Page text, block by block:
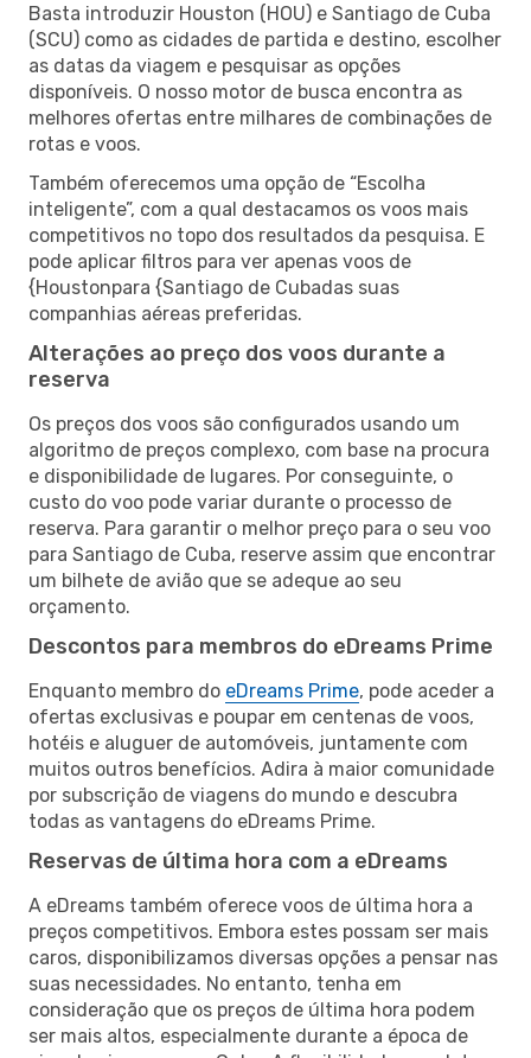
Basta introduzir Houston (HOU) e Santiago de Cuba
(SCU) como as cidades de partida e destino, escolher
as datas da viagem e pesquisar as opções
disponíveis. O nosso motor de busca encontra as
melhores ofertas entre milhares de combinações de
rotas e voos.
Também oferecemos uma opção de “Escolha
inteligente”, com a qual destacamos os voos mais
competitivos no topo dos resultados da pesquisa. E
pode aplicar filtros para ver apenas voos de
{Houstonpara {Santiago de Cubadas suas
companhias aéreas preferidas.
Alterações ao preço dos voos durante a
reserva
Os preços dos voos são configurados usando um
algoritmo de preços complexo, com base na procura
e disponibilidade de lugares. Por conseguinte, o
custo do voo pode variar durante o processo de
reserva. Para garantir o melhor preço para o seu voo
para Santiago de Cuba, reserve assim que encontrar
um bilhete de avião que se adeque ao seu
orçamento.
Descontos para membros do eDreams Prime
Enquanto membro do eDreams Prime, pode aceder a
ofertas exclusivas e poupar em centenas de voos,
hotéis e aluguer de automóveis, juntamente com
muitos outros benefícios. Adira à maior comunidade
por subscrição de viagens do mundo e descubra
todas as vantagens do eDreams Prime.
Reservas de última hora com a eDreams
A eDreams também oferece voos de última hora a
preços competitivos. Embora estes possam ser mais
caros, disponibilizamos diversas opções a pensar nas
suas necessidades. No entanto, tenha em
consideração que os preços de última hora podem
ser mais altos, especialmente durante a época de